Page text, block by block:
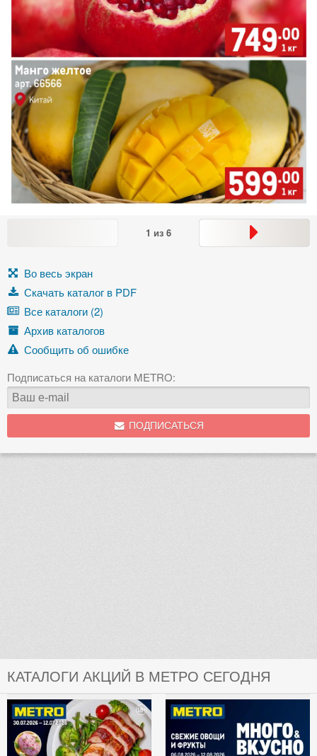
1 из 6
Во весь экран
Скачать каталог в PDF
Все каталоги (2)
Архив каталогов
Сообщить об ошибке
Подписаться на каталоги METRO:
ПОДПИСАТЬСЯ
КАТАЛОГИ АКЦИЙ В МЕТРО СЕГОДНЯ